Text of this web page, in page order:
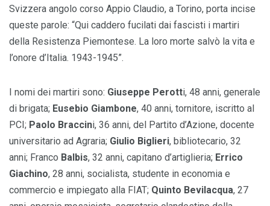
Svizzera angolo corso Appio Claudio, a Torino, porta incise
queste parole: “Qui caddero fucilati dai fascisti i martiri
della Resistenza Piemontese. La loro morte salvò la vita e
l’onore d’Italia. 1943-1945”.
I nomi dei martiri sono: Giuseppe Perotti, 48 anni, generale
di brigata; Eusebio Giambone, 40 anni, tornitore, iscritto al
PCI; Paolo Braccini, 36 anni, del Partito d’Azione, docente
universitario ad Agraria; Giulio Biglieri, bibliotecario, 32
anni; Franco Balbis, 32 anni, capitano d’artiglieria; Errico
Giachino, 28 anni, socialista, studente in economia e
commercio e impiegato alla FIAT; Quinto Bevilacqua, 27